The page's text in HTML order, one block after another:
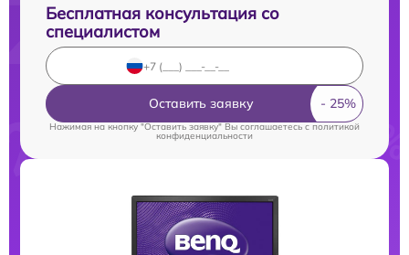
Бесплатная консультация со
специалистом
Оставить заявку
Нажимая на кнопку "Оставить заявку" Вы соглашаетесь cполитикой
конфиденциальности